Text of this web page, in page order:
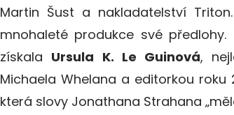
Martin Šust a nakladatelství
mnohaleté produkce své
získala Ursula K. Le Guinová,
Michaela Whelana a editorkou roku
která slovy Jonathana Strahana